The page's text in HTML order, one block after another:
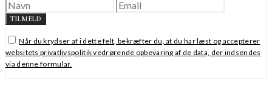
TILMELD
Når du krydser af i dette felt, bekræfter du, at du har læst og accepterer
websitets privatlivspolitik vedrørende opbevaring af de data, der indsendes
via denne formular.